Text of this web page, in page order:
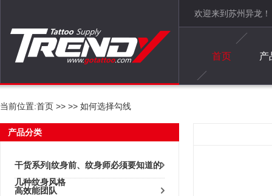
欢迎来到苏州异龙！
首页 产
当前位置:首页 >> >> 如何选择勾线
产品分类
干货系列|纹身前、纹身师必须要知道的
几种纹身风格
高效能团队